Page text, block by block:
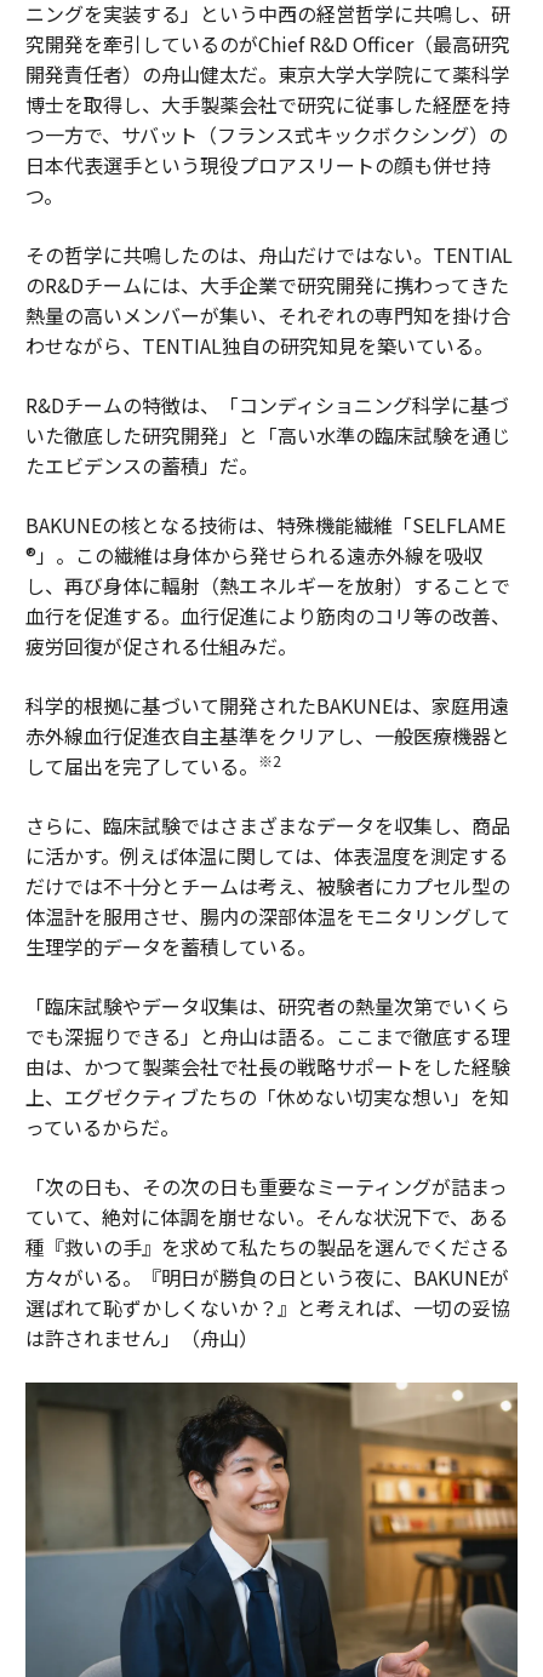
ニングを実装する」という中西の経営哲学に共鳴し、研
究開発を牽引しているのがChief R&D Officer（最高研究
開発責任者）の舟山健太だ。東京大学大学院にて薬科学
博士を取得し、大手製薬会社で研究に従事した経歴を持
つ一方で、サバット（フランス式キックボクシング）の
日本代表選手という現役プロアスリートの顔も併せ持
つ。
その哲学に共鳴したのは、舟山だけではない。TENTIAL
のR&Dチームには、大手企業で研究開発に携わってきた
熱量の高いメンバーが集い、それぞれの専門知を掛け合
わせながら、TENTIAL独自の研究知見を築いている。
R&Dチームの特徴は、「コンディショニング科学に基づ
いた徹底した研究開発」と「高い水準の臨床試験を通じ
たエビデンスの蓄積」だ。
BAKUNEの核となる技術は、特殊機能繊維「SELFLAME
®」。この繊維は身体から発せられる遠赤外線を吸収
し、再び身体に輻射（熱エネルギーを放射）することで
血行を促進する。血行促進により筋肉のコリ等の改善、
疲労回復が促される仕組みだ。
科学的根拠に基づいて開発されたBAKUNEは、家庭用遠
赤外線血行促進衣自主基準をクリアし、一般医療機器と
して届出を完了している。
※2
さらに、臨床試験ではさまざまなデータを収集し、商品
に活かす。例えば体温に関しては、体表温度を測定する
だけでは不十分とチームは考え、被験者にカプセル型の
体温計を服用させ、腸内の深部体温をモニタリングして
生理学的データを蓄積している。
「臨床試験やデータ収集は、研究者の熱量次第でいくら
でも深掘りできる」と舟山は語る。ここまで徹底する理
由は、かつて製薬会社で社長の戦略サポートをした経験
上、エグゼクティブたちの「休めない切実な想い」を知
っているからだ。
「次の日も、その次の日も重要なミーティングが詰まっ
ていて、絶対に体調を崩せない。そんな状況下で、ある
種『救いの手』を求めて私たちの製品を選んでくださる
方々がいる。『明日が勝負の日という夜に、BAKUNEが
選ばれて恥ずかしくないか？』と考えれば、一切の妥協
は許されません」（舟山）